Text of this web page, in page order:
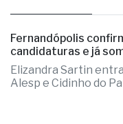
Fernandópolis
candidaturas e já
Elizandra Sartin
Alesp e Cidinho do